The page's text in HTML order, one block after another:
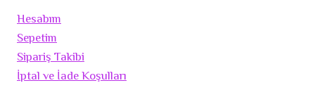
Hesabım
Sepetim
Sipariş Takibi
İptal ve İade Koşulları